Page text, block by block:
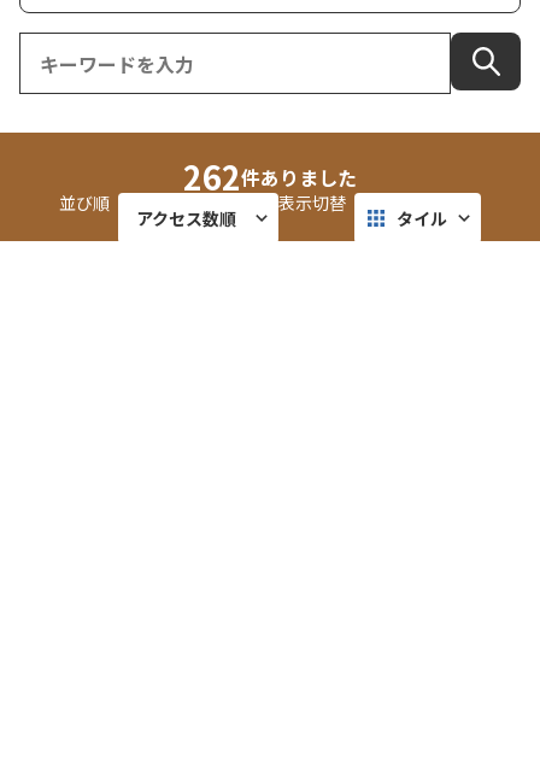
262件ありました
並び順
アクセス数順
表示切替
タイル